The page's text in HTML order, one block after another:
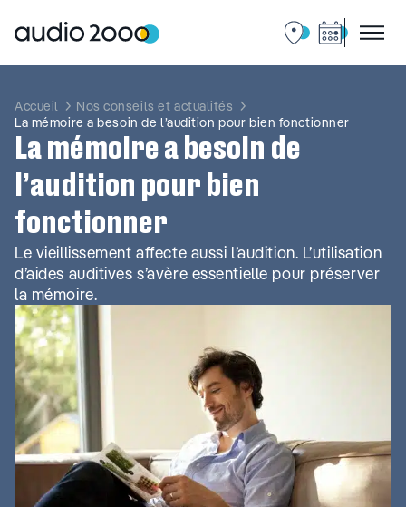
contenu
Accueil
Nos conseils et actualités
La mémoire a besoin de l’audition pour bien fonctionner
La mémoire a besoin de
l’audition pour bien
fonctionner
Le vieillissement affecte aussi l’audition. L’utilisation
d’aides auditives s’avère essentielle pour préserver
la mémoire.